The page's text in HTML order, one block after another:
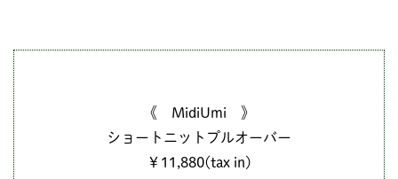
《 MidiUmi 》
ショートニットプルオーバー
￥11,880(tax in)